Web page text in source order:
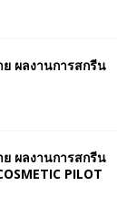
ย ผลงานการสกรีน
ย ผลงานการสกรีน
PILOT